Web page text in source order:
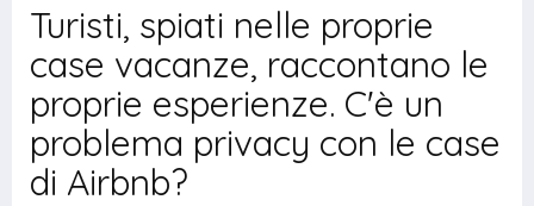
Turisti, spiati nelle proprie
case vacanze, raccontano le
proprie esperienze. C'è un
problema privacy con le case
di Airbnb?